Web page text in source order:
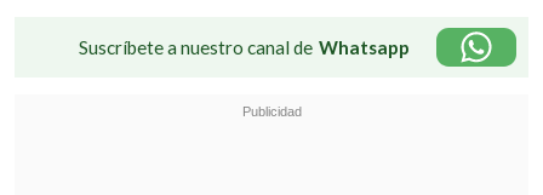
Suscríbete a nuestro canal de Whatsapp